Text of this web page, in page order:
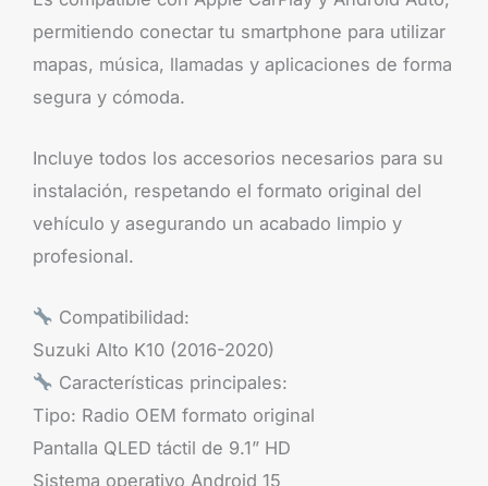
permitiendo conectar tu smartphone para utilizar
mapas, música, llamadas y aplicaciones de forma
segura y cómoda.
Incluye todos los accesorios necesarios para su
instalación, respetando el formato original del
vehículo y asegurando un acabado limpio y
profesional.
Compatibilidad:
Suzuki Alto K10 (2016-2020)
Características principales:
Tipo: Radio OEM formato original
Pantalla QLED táctil de 9.1” HD
Sistema operativo Android 15